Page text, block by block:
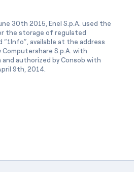
30th 2015, Enel S.p.A. used the
the storage of regulated
available at the address
Computershare S.p.A. with
authorized by Consob with
9th, 2014.